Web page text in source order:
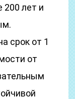
200 лет и
срок от 1
от